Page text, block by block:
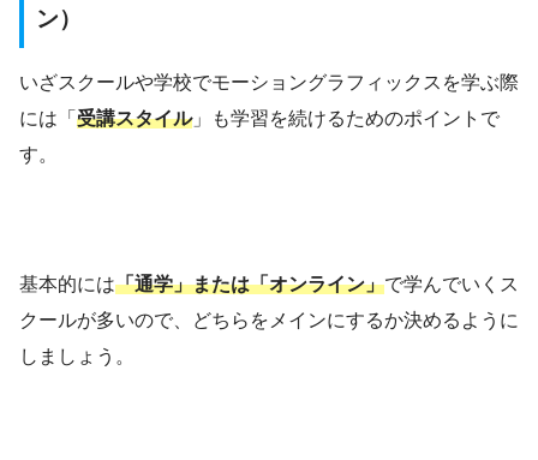
ン）
いざスクールや学校でモーショングラフィックスを学ぶ際
には「 受講スタイル」も学習を続けるためのポイントで
す。
基本的には「通学」または「オンライン」で学んでいくス
クールが多いので、どちらをメインにするか決めるように
しましょう。